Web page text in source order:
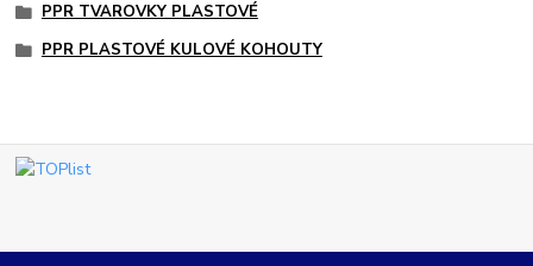
PPR TVAROVKY PLASTOVÉ
PPR PLASTOVÉ KULOVÉ KOHOUTY